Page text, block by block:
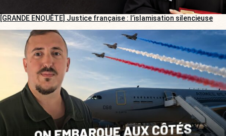
[GRANDE ENQUÊTE] Justice française : l’islamisation silencieuse